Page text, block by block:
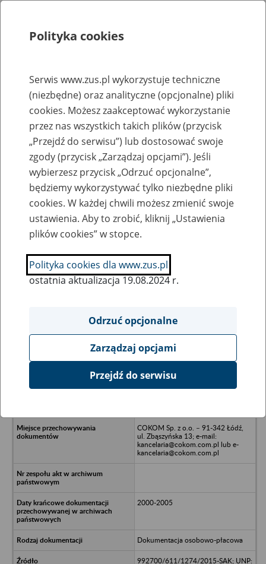
Rejestry, ewidencje i archiwa
Baza zlikwidowanych lub
przekształconych zakładów pracy
Nazwa zakładu pracy:
SZUKAJ
Ukryj wszystkie pozycje bazy
Hokus Pokus Rozrywka Spółka z o.o.
COKOM Sp. z o.o. – 91-342 Łódź,
ul. Zbąszyńska 13; e-mail:
kancelaria@cokom.com.pl lub e-
kancelaria@cokom.com.pl
2000-2005
Dokumentacja osobowo-płacowa
992700/611/1274/2015-SAK; UNP:
Polityka cookies
Serwis www.zus.pl wykorzystuje techniczne
(niezbędne) oraz analityczne (opcjonalne) pliki
cookies. Możesz zaakceptować wykorzystanie
przez nas wszystkich takich plików (przycisk
„Przejdź do serwisu”) lub dostosować swoje
zgody (przycisk „Zarządzaj opcjami”). Jeśli
wybierzesz przycisk „Odrzuć opcjonalne”,
będziemy wykorzystywać tylko niezbędne pliki
cookies. W każdej chwili możesz zmienić swoje
ustawienia. Aby to zrobić, kliknij „Ustawienia
plików cookies” w stopce.
Polityka cookies dla www.zus.pl
ostatnia aktualizacja 19.08.2024 r.
Odrzuć opcjonalne
Zarządzaj opcjami
Przejdź do serwisu